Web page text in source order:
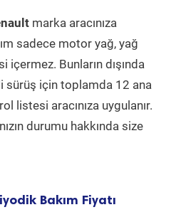
marka aracınıza
sadece motor yağ, yağ
Bunların dışında
sürüş için toplamda 12 ana
listesi aracınıza uygulanır.
durumu hakkında size
Bakım Fiyatı